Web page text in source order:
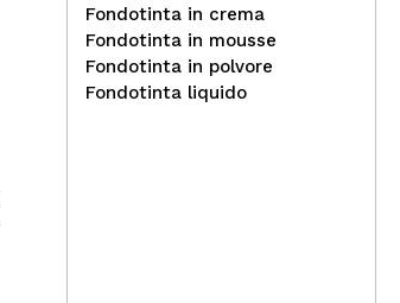
Revolution Pro - CC Cream
Perfecting Glow Enhancer -
Fondotinta in crema
Fondotinta in mousse
Fondotinta in polvore
Fondotinta liquido